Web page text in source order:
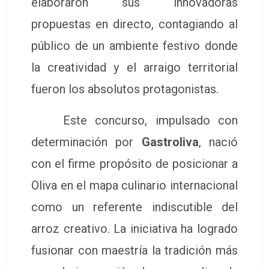
Oliva ha celebrado con un rotundo
éxito de asistencia y crítica el
Concurs Internacional d’Arrossos
Creatius d’Oliva 2026. Esta esperada
en el epicentro gastronómico de la
Comunitat Valenciana, reuniendo a
cocineros, vecinos, visitantes y
patrocinadores en torno a una pasión
un total de 32 participantes, quienes